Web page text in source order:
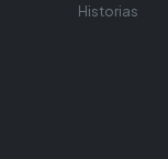
Historias